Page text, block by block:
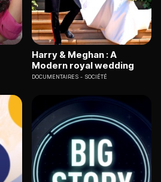
Harry & Meghan : A
Modern royal wedding
DOCUMENTAIRES SOCIÉTÉ